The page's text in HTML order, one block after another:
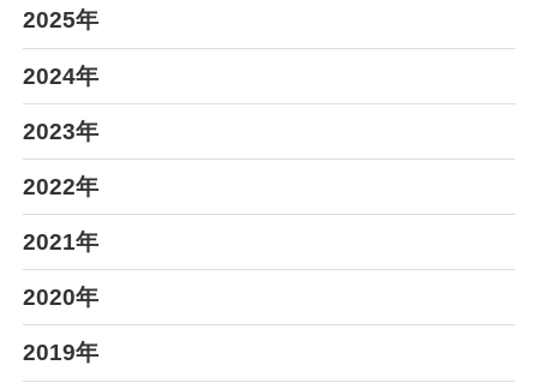
2025年
2024年
2023年
2022年
2021年
2020年
2019年